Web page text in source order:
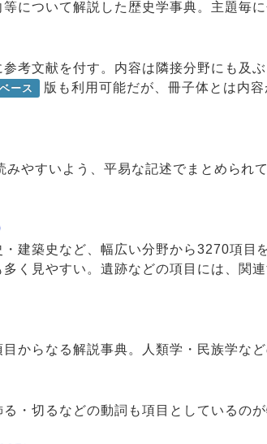
について解説した歴史学事典。主題毎に
考文献を付す。内容は隣接分野にも及ぶ
ース
版も利用可能だが、冊子体とは内
やすいよう、平易な記述でまとめられ
建築史など、幅広い分野から3270項目
く見やすい。遺跡などの項目には、関
からなる解説事典。人類学・民族学など
・切るなどの動詞も項目としているの